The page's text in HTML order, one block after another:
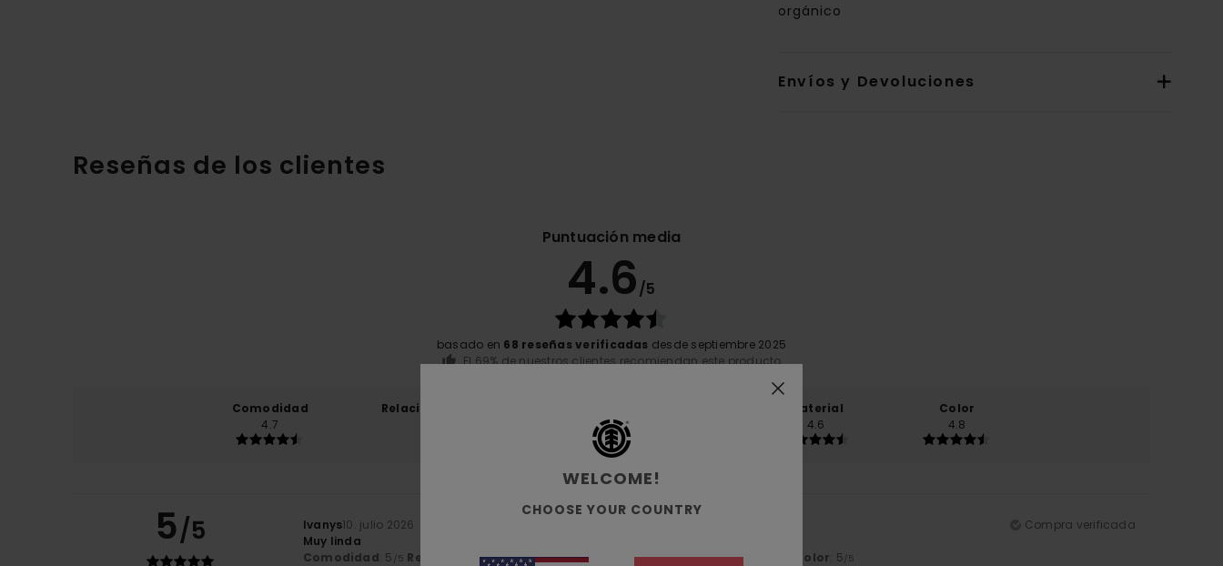
orgánico
Envíos y Devoluciones
Reseñas de los clientes
Puntuación media
4.6/5
basado en 68 reseñas verificadas desde septiembre 2025
El 69% de nuestros clientes recomiendan este producto
Comodidad
4.7
Relación calidad-precio
Demasiado pequeño
Demasiado grande
Material
4.6
Color
4.8
5/5 Ivanys10. julio 2026
Compra verificada
Muy linda
Comodidad: 5 /5 Relación calidad-precio: 5/5 : Talla perfectaMaterial Color: 5 /5
WELCOME!
CHOOSE YOUR COUNTRY